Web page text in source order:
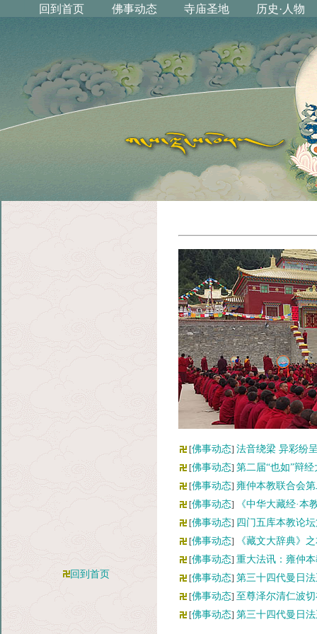
回到首页
[佛事动态] 法音绕梁 异彩纷
[佛事动态] 第二届“也如”辩
[佛事动态] 雍仲本教联合会
[佛事动态] 《中华大藏经·
[佛事动态] 四门五库本教论
[佛事动态] 《藏文大辞典》
[佛事动态] 重大法讯：雍仲
[佛事动态] 第三十四代曼日
[佛事动态] 至尊泽尔清仁波
[佛事动态] 第三十四代曼日